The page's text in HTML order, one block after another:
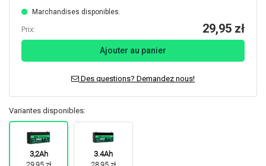
Marchandises disponibles.
Prix: 29,95 zł
Ajouter au panier
Des questions? Demandez nous!
Variantes disponibles:
3,2Ah
3.4Ah